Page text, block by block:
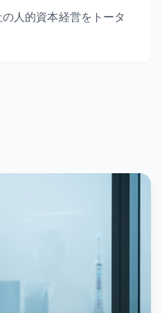
人的資本経営をトータ